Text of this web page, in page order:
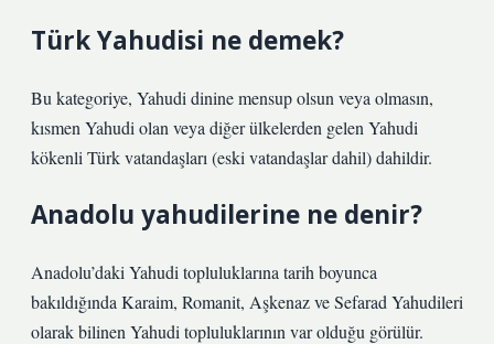
Türk Yahudisi ne demek?
Bu kategoriye, Yahudi dinine mensup olsun veya olmasın,
kısmen Yahudi olan veya diğer ülkelerden gelen Yahudi
kökenli Türk vatandaşları (eski vatandaşlar dahil) dahildir.
Anadolu yahudilerine ne denir?
Anadolu’daki Yahudi topluluklarına tarih boyunca
bakıldığında Karaim, Romanit, Aşkenaz ve Sefarad Yahudileri
olarak bilinen Yahudi topluluklarının var olduğu görülür.